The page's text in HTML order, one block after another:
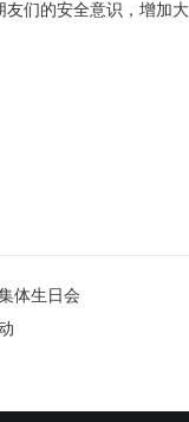
们的安全意识，增加
体生日会